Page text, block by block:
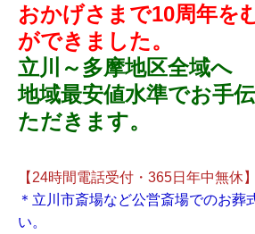
おかげさまで10周年を
ができました。
立川～多摩地区全域へ
地域最安値水準でお手
ただきます。
【24時間電話受付・365日年中無休】
＊立川市斎場など公営斎場でのお葬
い。